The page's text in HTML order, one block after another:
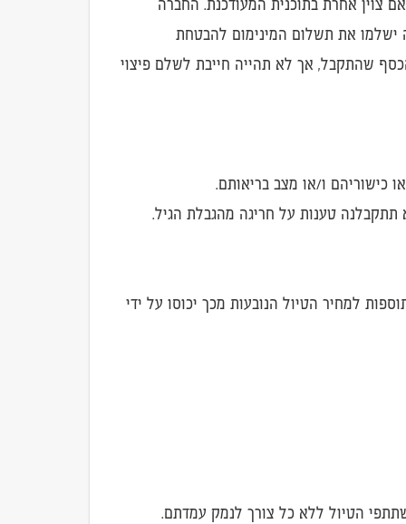
באם לא יירשמו עד אותו מועד 20 מטיילים לפחות, ואלה ישלמו את תשלום המינימום להבטחת
שהתקבל, אך לא תהייה חייבת לשלם פיצוי
כישוריהם ו/או מצב בריאותם.
תתקבלנה טענות על חריגה מהגבלת הגיל.
למחיר הטיול הנובעות מכך יכוסו על ידי
הטיול ללא כל צורך לנמק עמדתם.